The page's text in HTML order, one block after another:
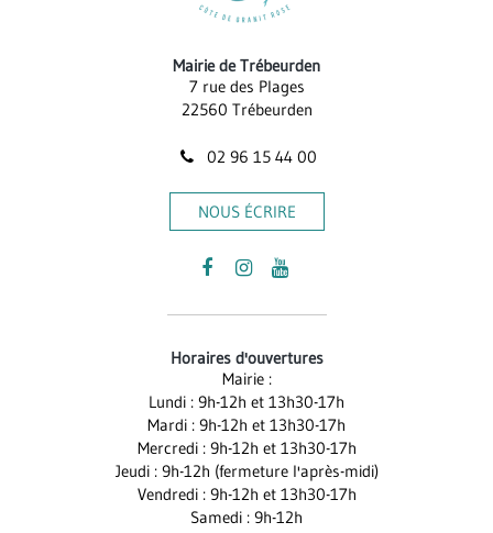
Mairie de Trébeurden
7 rue des Plages
22560 Trébeurden
02 96 15 44 00
NOUS ÉCRIRE
Lien
compte
Facebook
Lien
compte
Instagram
Lien
chaîne
Youtube
Horaires d'ouvertures
Mairie :
Lundi : 9h-12h et 13h30-17h
Mardi : 9h-12h et 13h30-17h
Mercredi : 9h-12h et 13h30-17h
Jeudi : 9h-12h (fermeture l'après-midi)
Vendredi : 9h-12h et 13h30-17h
Samedi : 9h-12h